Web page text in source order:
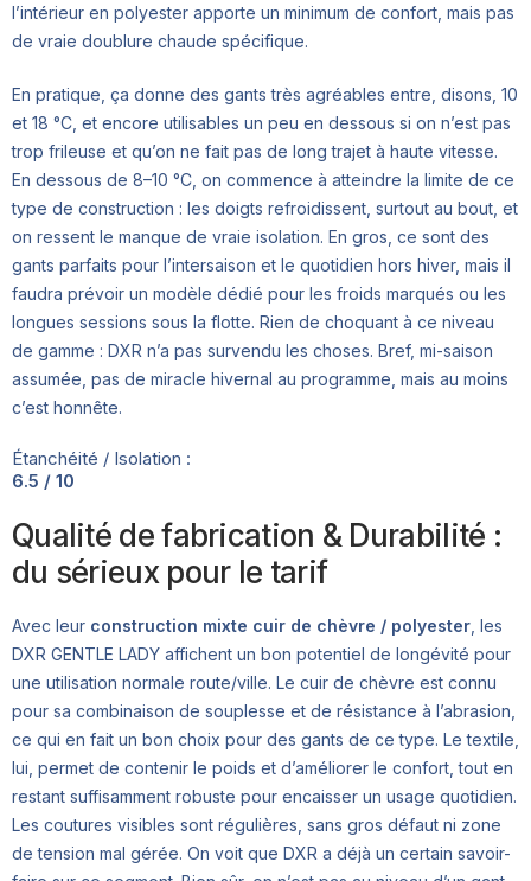
l’intérieur en polyester apporte un minimum de confort, mais pas
de vraie doublure chaude spécifique.
En pratique, ça donne des gants très agréables entre, disons, 10
et 18 °C, et encore utilisables un peu en dessous si on n’est pas
trop frileuse et qu’on ne fait pas de long trajet à haute vitesse.
En dessous de 8–10 °C, on commence à atteindre la limite de ce
type de construction : les doigts refroidissent, surtout au bout, et
on ressent le manque de vraie isolation. En gros, ce sont des
gants parfaits pour l’intersaison et le quotidien hors hiver, mais il
faudra prévoir un modèle dédié pour les froids marqués ou les
longues sessions sous la flotte. Rien de choquant à ce niveau
de gamme : DXR n’a pas survendu les choses. Bref, mi-saison
assumée, pas de miracle hivernal au programme, mais au moins
c’est honnête.
Étanchéité / Isolation :
6.5 / 10
Qualité de fabrication & Durabilité :
du sérieux pour le tarif
Avec leur construction mixte cuir de chèvre / polyester , les
DXR GENTLE LADY affichent un bon potentiel de longévité pour
une utilisation normale route/ville. Le cuir de chèvre est connu
pour sa combinaison de souplesse et de résistance à l’abrasion,
ce qui en fait un bon choix pour des gants de ce type. Le textile,
lui, permet de contenir le poids et d’améliorer le confort, tout en
restant suffisamment robuste pour encaisser un usage quotidien.
Les coutures visibles sont régulières, sans gros défaut ni zone
de tension mal gérée. On voit que DXR a déjà un certain savoir-